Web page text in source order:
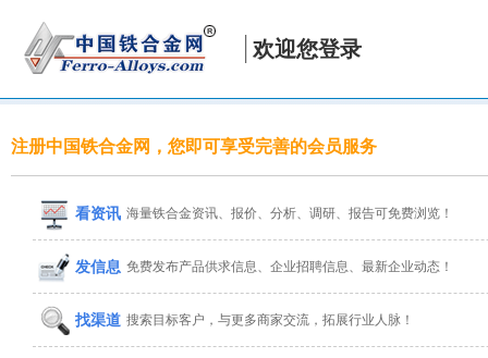
欢迎您登录
注册中国铁合金网，您即可享受完善的会员服务
看资讯 海量铁合金资讯、报价、分析、调研、报告可免费浏览！
发信息 免费发布产品供求信息、企业招聘信息、最新企业动态！
找渠道 搜索目标客户，与更多商家交流，拓展行业人脉！